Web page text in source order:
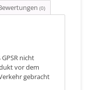
(0)
nicht
vor dem
gebracht